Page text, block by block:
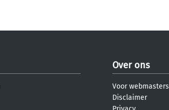
Over ons
Voor webmasters
Disclaimer